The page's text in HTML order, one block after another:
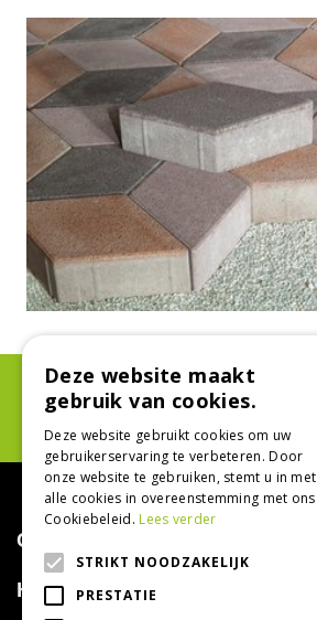
Contact
Handig
Deze website maakt
gebruik van cookies.
Deze website gebruikt cookies om uw
gebruikerservaring te verbeteren. Door
onze website te gebruiken, stemt u in met
alle cookies in overeenstemming met ons
Cookiebeleid. Lees verder
STRIKT NOODZAKELIJK
PRESTATIE